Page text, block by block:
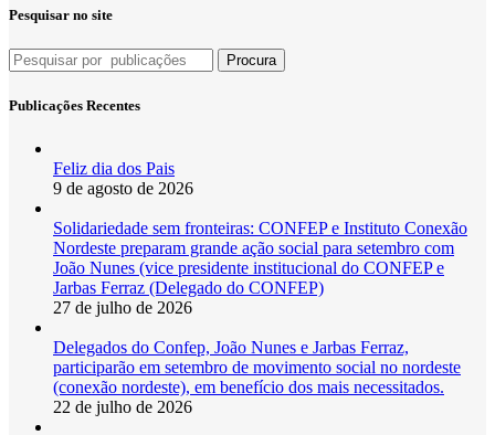
Pesquisar no site
Procura
Publicações Recentes
Feliz dia dos Pais
9 de agosto de 2026
Solidariedade sem fronteiras: CONFEP e Instituto Conexão
Nordeste preparam grande ação social para setembro com
João Nunes (vice presidente institucional do CONFEP e
Jarbas Ferraz (Delegado do CONFEP)
27 de julho de 2026
Delegados do Confep, João Nunes e Jarbas Ferraz,
participarão em setembro de movimento social no nordeste
(conexão nordeste), em benefício dos mais necessitados.
22 de julho de 2026